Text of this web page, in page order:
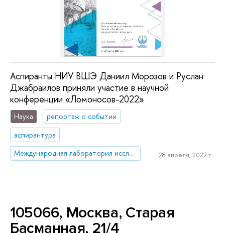
Аспиранты НИУ ВШЭ Даниил Морозов и Руслан
Джабраилов приняли участие в научной
конференции «Ломоносов-2022»
Наука
репортаж о событии
аспирантура
Международная лаборатория исследований русско-европейского интеллектуального диалога
28 апреля, 2022 г.
105066, Москва, Старая
Басманная, 21/4